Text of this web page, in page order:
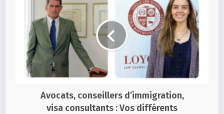
Avocats, conseillers d’immigration,
visa consultants : Vos différents